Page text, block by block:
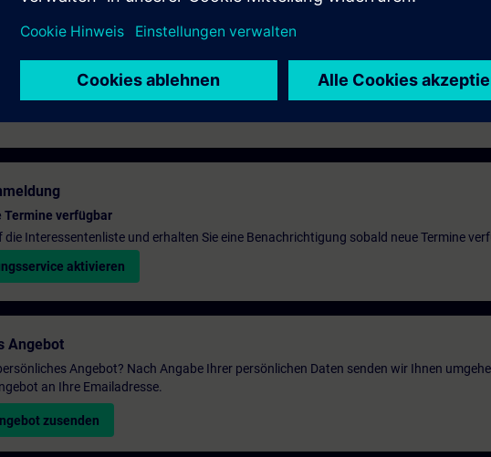
en marcha
Termine verfügbar
die Interessentenliste und erhalten Sie eine Benachrichtigung sobald neue Termine
aktivieren
Angebot
Angebot? Nach Angabe Ihrer persönlichen Daten senden wir Ihnen
an Ihre Emailadresse.
zusenden